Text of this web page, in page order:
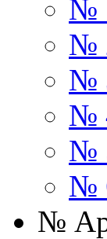
№
№
№
№
№
№
№